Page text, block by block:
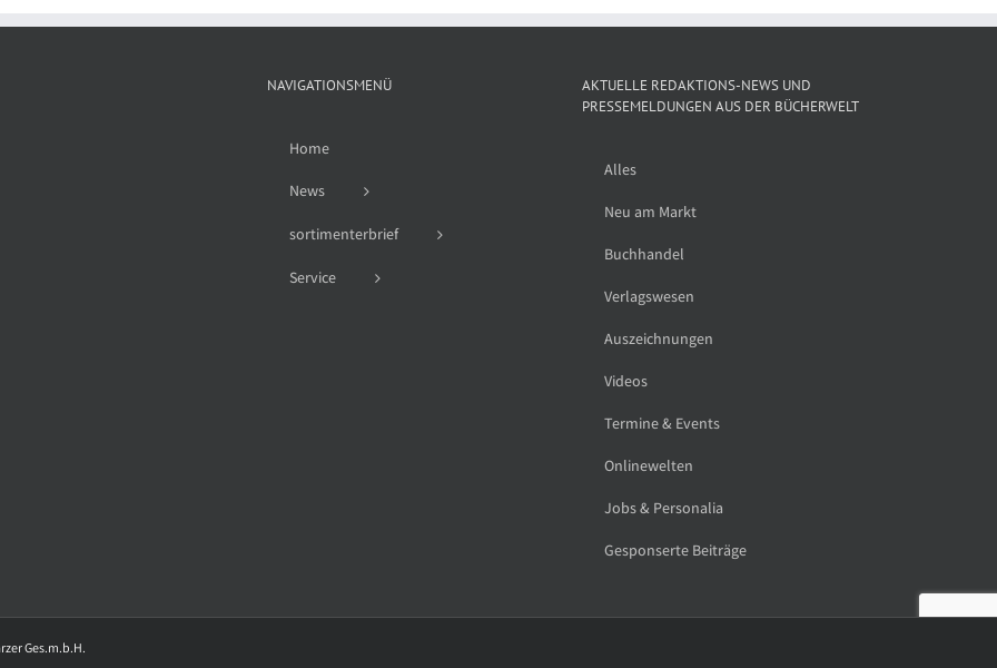
NAVIGATIONSMENÜ
Home
News
sortimenterbrief
Service
AKTUELLE REDAKTIONS-NEWS UND
PRESSEMELDUNGEN AUS DER BÜCHERWELT
Alles
Neu am Markt
Buchhandel
Verlagswesen
Auszeichnungen
Videos
Termine & Events
Onlinewelten
Jobs & Personalia
Gesponserte Beiträge
Ges.m.b.H.